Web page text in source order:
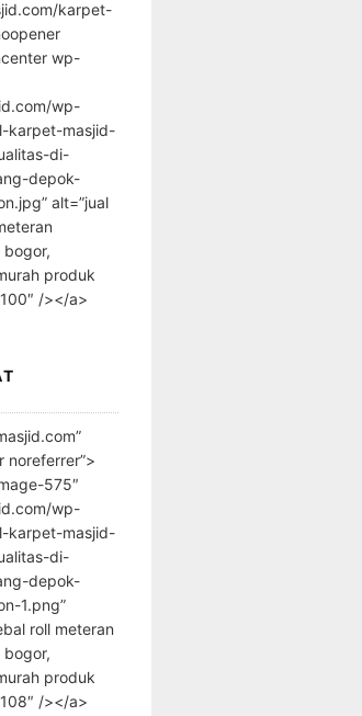
karpet-
wp-
wp-
karpet-masjid-
di-
depok-
alt=”jual
produk
/></a>
noreferrer”>
575″
wp-
karpet-masjid-
di-
depok-
1.png”
roll meteran
produk
/></a>